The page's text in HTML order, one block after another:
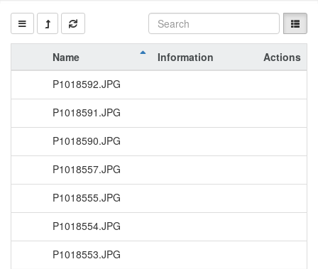
Name Information
Actions
P1018592.JPG
P1018591.JPG
P1018590.JPG
P1018557.JPG
P1018555.JPG
P1018554.JPG
P1018553.JPG